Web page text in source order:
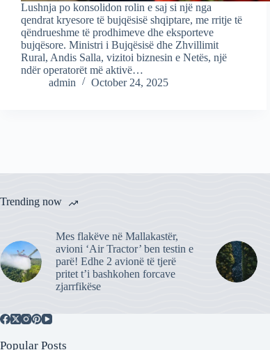
Lushnja po konsolidon rolin e saj si një nga
qendrat kryesore të bujqësisë shqiptare, me rritje të
qëndrueshme të prodhimeve dhe eksporteve
bujqësore. Ministri i Bujqësisë dhe Zhvillimit
Rural, Andis Salla, vizitoi biznesin e Netës, një
ndër operatorët më aktivë…
admin
October 24, 2025
Trending now
Mes flakëve në Mallakastër,
avioni ‘Air Tractor’ ben testin e
parë! Edhe 2 avionë të tjerë
pritet t’i bashkohen forcave
zjarrfikëse
Popular Posts